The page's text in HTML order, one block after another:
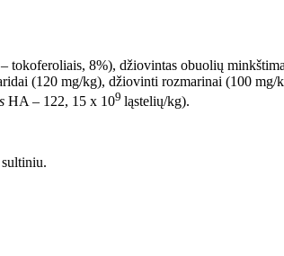
8%), džiovintas obuolių
(120 mg/kg), džiovinti rozmarinai (100
HA – 122, 15 x 109 ląstelių/kg).